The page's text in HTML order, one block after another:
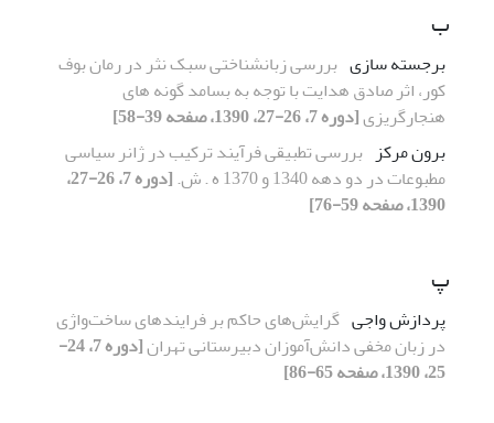
ب
برجسته سازی بررسی زبانشناختی سبک نثر در رمان بوف
کور، اثر صادق هدایت با توجه به بسامد گونه های
هنجارگریزی[دوره 7، 26-27، 1390، صفحه 39-58]
برون مرکز بررسی تطبیقی فرآیند ترکیب در ژانر سیاسی
مطبوعات در دو دهه 1340 و 1370 ه . ش.
[دوره 7، 26-27،
1390، صفحه 59-76]
پ
پردازش واجی گرایش‌های حاکم بر فرایندهای ساخت‌واژی
در زبان مخفی دانش‌آموزان دبیرستانی تهران
[دوره 7، 24-
25، 1390، صفحه 65-86]